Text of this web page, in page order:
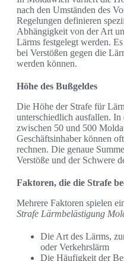
nach den Umständen des
Regelungen definieren
Abhängigkeit von der Art
Lärms festgelegt werden.
bei Verstößen gegen die
werden können.
Höhe des Bußgeldes
Die Höhe der Strafe für
unterschiedlich ausfallen.
zwischen 50 und 500
Geschäftsinhaber können
rechnen. Die genaue
Verstöße und der Schwere
Faktoren, die die Strafe
Mehrere Faktoren spielen
Strafe Lärmbelästigung
Die Art des Lärms,
oder Verkehrslärm
Die Häufigkeit der